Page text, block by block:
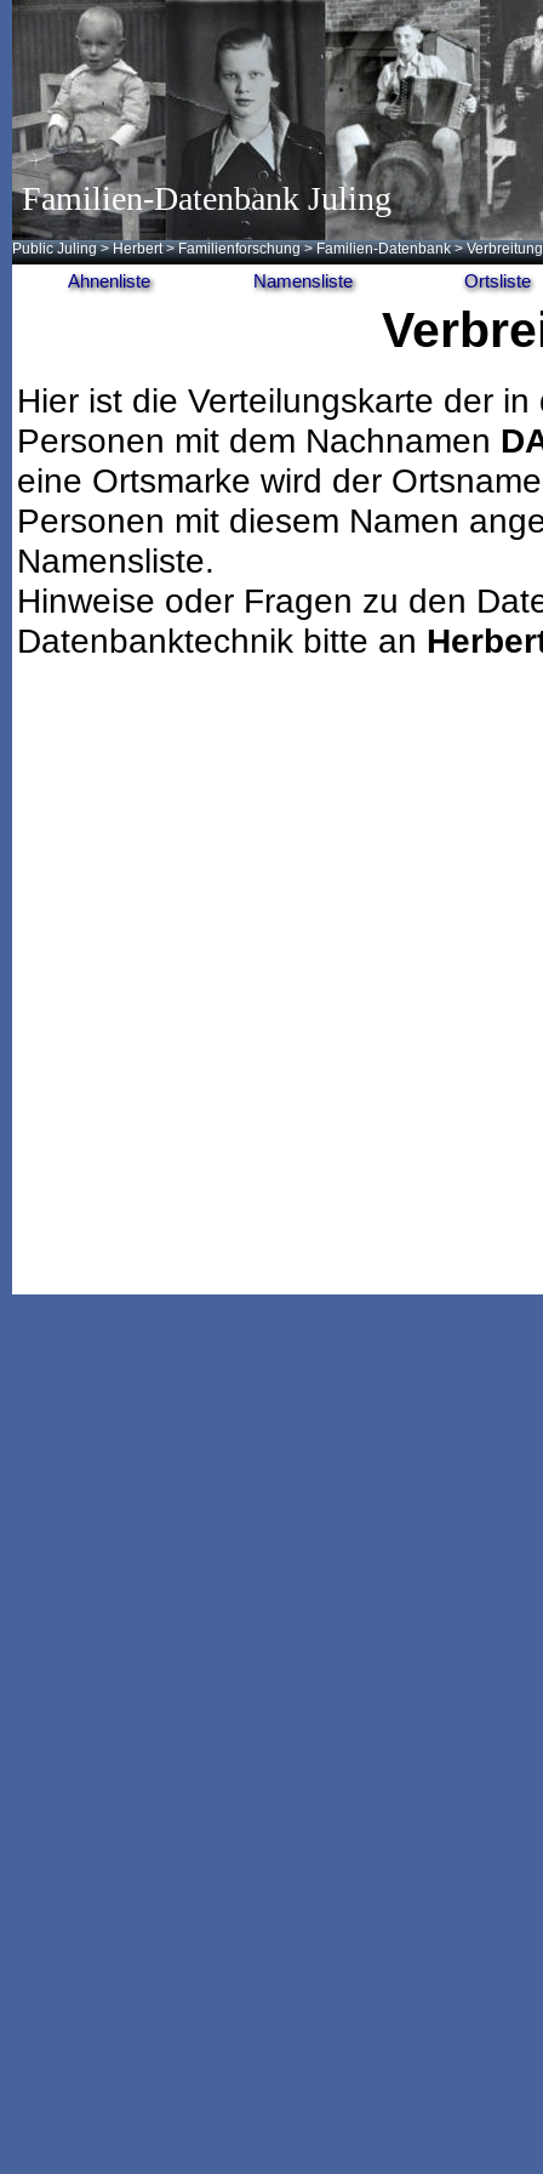
Familien-Datenbank Juling
Public Juling >Herbert >Familienforschung >Familien-Datenbank >
Ahnenliste Namensliste Ortsliste
Hier ist die Verteilungskarte der
Personen mit dem Nachnamen
eine Ortsmarke wird der
Personen mit diesem Namen
Namensliste.
Hinweise oder Fragen zu den
Datenbanktechnik bitte an